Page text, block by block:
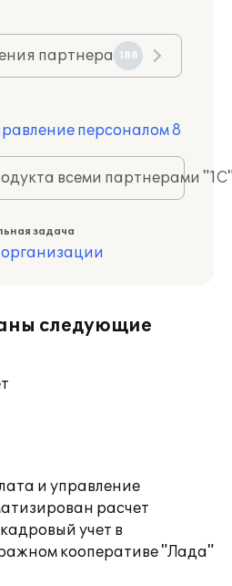
партнера 188
персоналом 8
всеми партнерами
задача
следующие
и управление
расчет
учет в
кооперативе "Лада"